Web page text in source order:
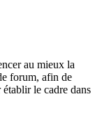
au mieux la
forum, afin de
le cadre dans